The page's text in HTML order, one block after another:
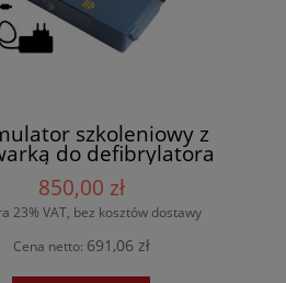
szkoleniowy z
do defibrylatora
Philips HeartStart
FRx/HS1
850,00 zł
23% VAT, bez kosztów dostawy
Cena netto: 691,06 zł